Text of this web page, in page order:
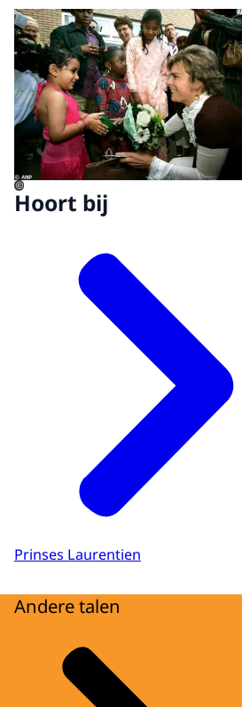
©
Hoort bij
Prinses Laurentien
Andere talen